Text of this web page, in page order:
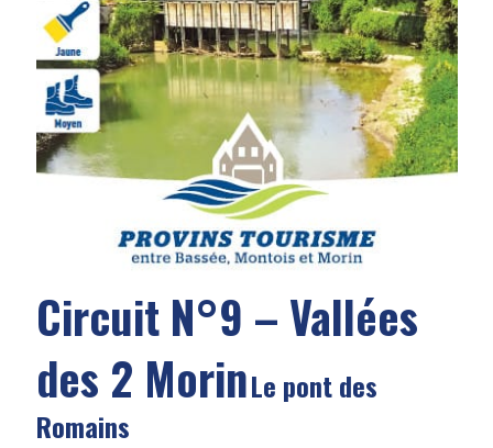
Circuit N°9 – Vallées
des 2 MorinLe pont des
Romains